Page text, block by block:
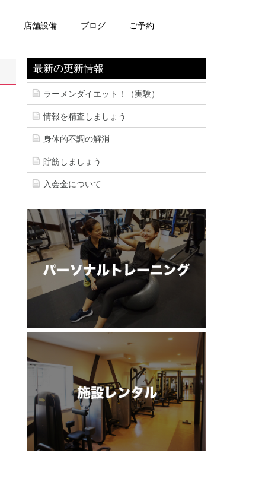
店舗設備 ブログ ご予約
最新の更新情報
ラーメンダイエット！（実験）
情報を精査しましょう
身体的不調の解消
貯筋しましょう
入会金について